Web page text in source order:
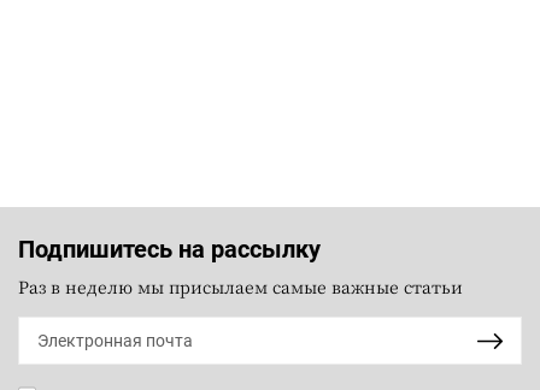
Подпишитесь на рассылку
Раз в неделю мы присылаем самые важные статьи